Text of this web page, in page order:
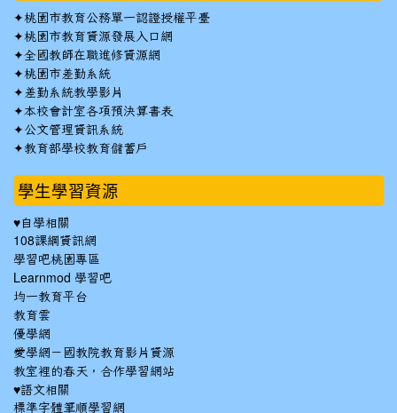
✦桃園市教育公務單一認證授權平臺
✦桃園市教育資源發展入口網
✦全國教師在職進修資源網
✦桃園市差勤系統
✦ 差勤系統教學影片
✦本校會計室各項預決算書表
✦公文管理資訊系統
✦教育部學校教育儲蓄戶
學生學習資源
♥自學相關
108課綱資訊網
學習吧桃園專區
Learnmod 學習吧
均一教育平台
教育雲
優學網
愛學網－國教院教育影片資源
教室裡的春天，合作學習網站
♥語文相關
標準字體筆順學習網